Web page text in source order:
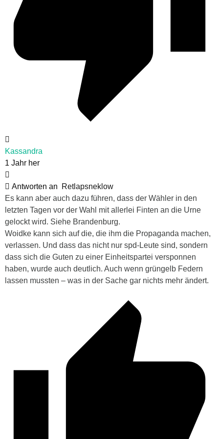
Kassandra
1 Jahr her
Antworten an
Retlapsneklow
Es kann aber auch dazu führen, dass der Wähler in den
letzten Tagen vor der Wahl mit allerlei Finten an die Urne
gelockt wird. Siehe Brandenburg.
Woidke kann sich auf die, die ihm die Propaganda machen,
verlassen. Und dass das nicht nur spd-Leute sind, sondern
dass sich die Guten zu einer Einheitspartei versponnen
haben, wurde auch deutlich. Auch wenn grüngelb Federn
lassen mussten – was in der Sache gar nichts mehr ändert.